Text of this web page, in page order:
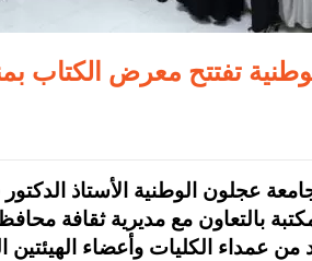
تفتتح معرض الكتاب
عجلون الوطنية الأستاذ
بالتعاون مع مديرية ثقافة